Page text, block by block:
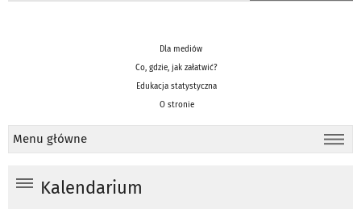
Dla mediów
Co, gdzie, jak załatwić?
Edukacja statystyczna
O stronie
Menu główne
Kalendarium